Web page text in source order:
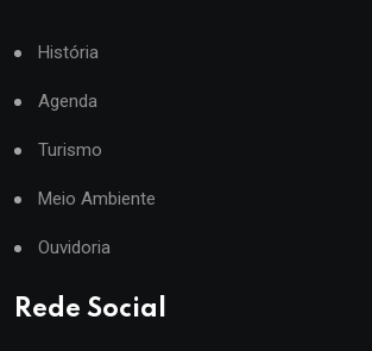
História
Agenda
Turismo
Meio Ambiente
Ouvidoria
Rede Social